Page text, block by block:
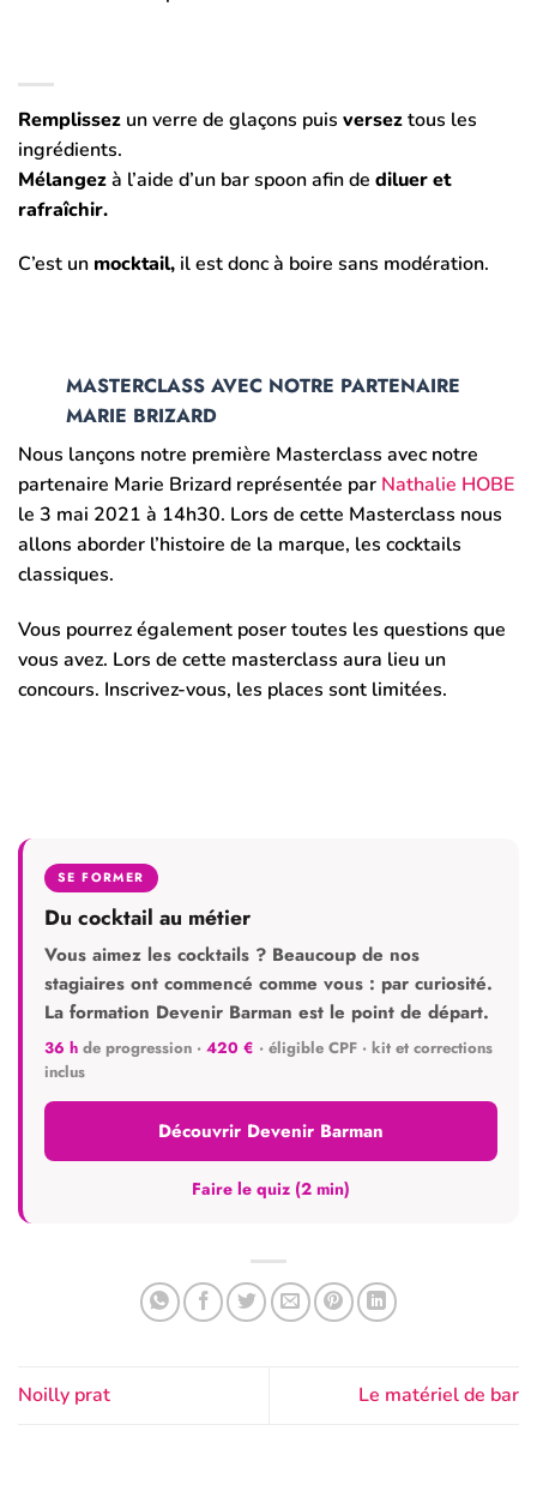
Remplissez un verre de glaçons puis verseztous les
ingrédients.
Mélangezà l’aide d’un bar spoon afin de diluer et
rafraîchir.
C’est un mocktail, il est donc à boire sans modération.
MASTERCLASS AVEC NOTRE PARTENAIRE
MARIE BRIZARD
Nous lançons notre première Masterclass avec notre
partenaire Marie Brizard représentée par Nathalie HOBE
le 3 mai 2021 à 14h30. Lors de cette Masterclass nous
allons aborder l’histoire de la marque, les cocktails
classiques.
Vous pourrez également poser toutes les questions que
vous avez. Lors de cette masterclass aura lieu un
concours. Inscrivez-vous, les places sont limitées.
SE FORMER
Du cocktail au métier
Vous aimez les cocktails ? Beaucoup de nos
stagiaires ont commencé comme vous : par curiosité.
La formation Devenir Barman est le point de départ.
36 h de progression · 420 € · éligible CPF · kit et corrections
inclus
Découvrir Devenir Barman
Faire le quiz (2 min)
Noilly prat Le matériel de bar